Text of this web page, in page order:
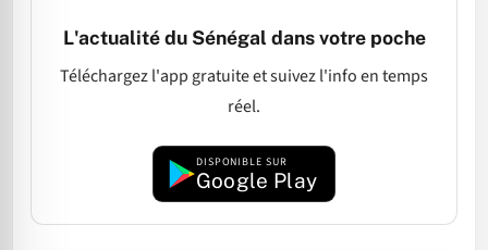
L'actualité du Sénégal dans votre poche
Téléchargez l'app gratuite et suivez l'info en temps
réel.
DISPONIBLE SUR
Google Play